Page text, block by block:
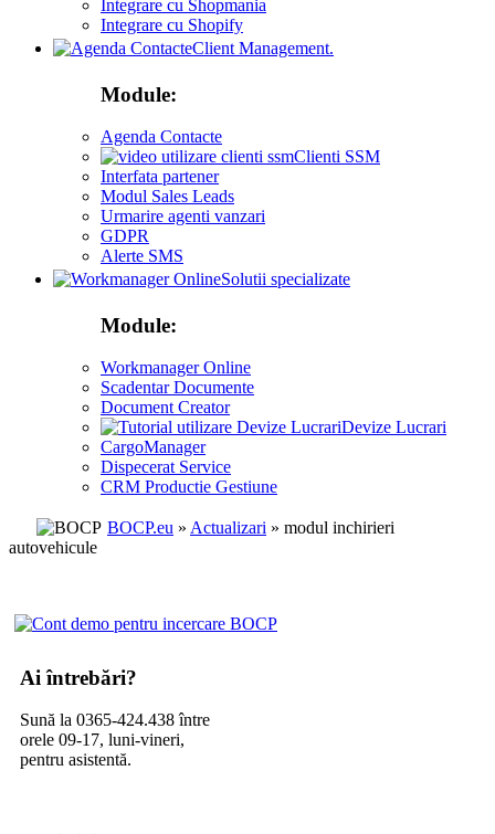
Integrare cu Shopmania
Integrare cu Shopify
Client Management.
Module:
Agenda Contacte
Clienti SSM
Interfata partener
Modul Sales Leads
Urmarire agenti vanzari
GDPR
Alerte SMS
Solutii specializate
Module:
Workmanager Online
Scadentar Documente
Document Creator
Devize Lucrari
CargoManager
Dispecerat Service
CRM Productie Gestiune
BOCP.eu » Actualizari » modul inchirieri
autovehicule
Ai întrebări?
Sună la 0365-424.438 între
orele 09-17, luni-vineri,
pentru asistentă.